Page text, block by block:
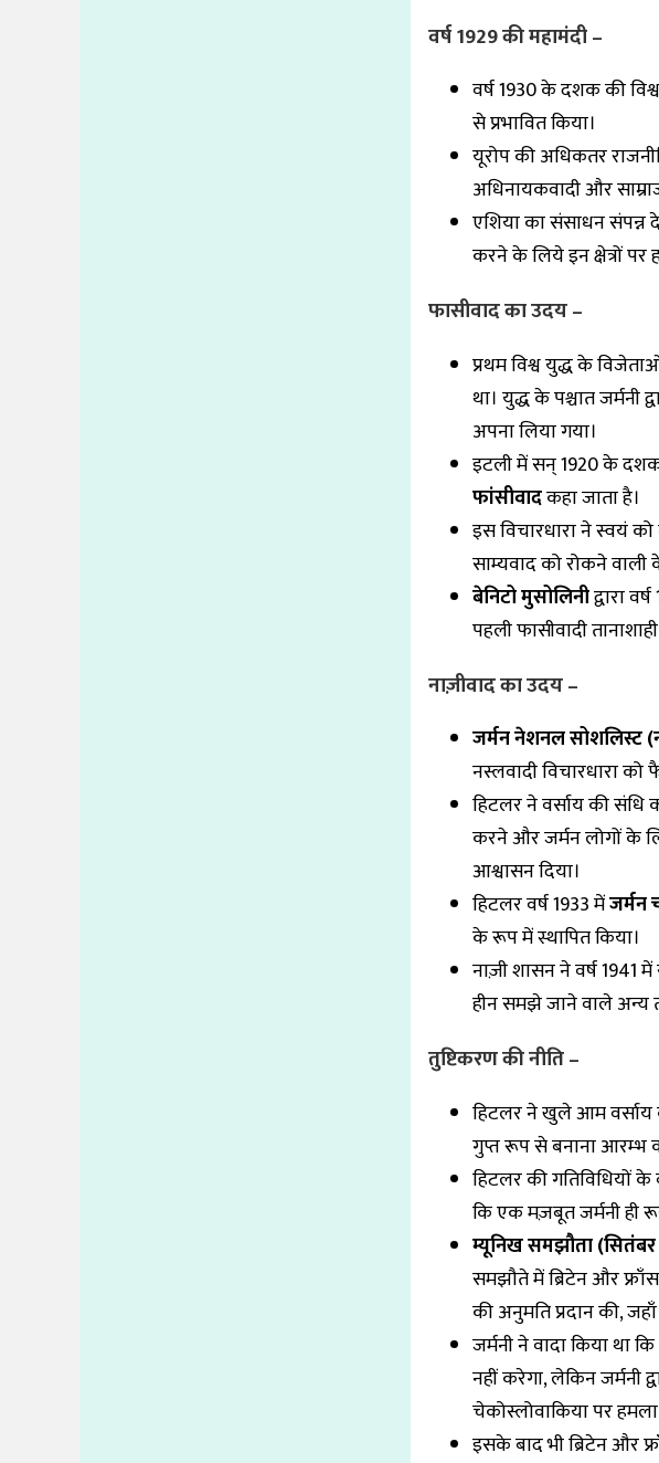
वर्ष 1929 की महामंदी –
वर्ष 1930 के दशक की
से प्रभावित किया।
यूरोप की अधिकतर
अधिनायकवादी और
एशिया का संसाधन संपन्न
करने के लिये इन क्षेत्रों
फासीवाद का उदय –
प्रथम विश्व युद्ध के
था। युद्ध के पश्चात जर्मनी
अपना लिया गया।
इटली में सन् 1920 के दशक
फांसीवादकहा जाता है।
इस विचारधारा ने स्वयं
साम्यवाद को रोकने
बेनिटो मुसोलिनीद्वारा
पहली फासीवादी
नाज़ीवाद का उदय –
जर्मन नेशनल सोशलिस्ट
नस्लवादी विचारधारा को
हिटलर ने वर्साय की
करने और जर्मन लोगों के
आश्वासन दिया।
हिटलर वर्ष 1933 मेंजर्मन
के रूप में स्थापित किया।
नाज़ी शासन ने वर्ष 1941
हीन समझे जाने वाले अन्य
तुष्टिकरण की नीति –
हिटलर ने खुले आम वर्साय
गुप्त रूप से बनाना आरम्भ
हिटलर की गतिविधियों के
कि एक मज़बूत जर्मनी ही
म्यूनिख समझौता
समझौते में ब्रिटेन और
की अनुमति प्रदान की,
जर्मनी ने वादा किया था
नहीं करेगा, लेकिन जर्मनी
चेकोस्लोवाकिया पर
इसके बाद भी ब्रिटेन और